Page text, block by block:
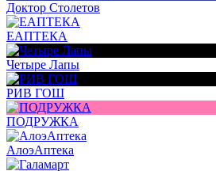
Доктор Столетов
ЕАПТЕКА
Четыре Лапы
РИВ ГОШ
ПОДРУЖКА
АлоэАптека